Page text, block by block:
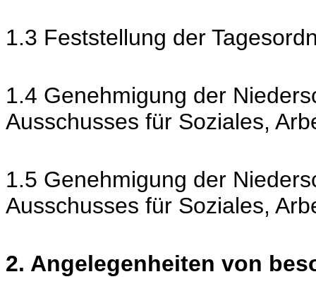
1.3 Feststellung der
1.4 Genehmigung der
Ausschusses für Soziales,
1.5 Genehmigung der
Ausschusses für Soziales,
2. Angelegenheiten von